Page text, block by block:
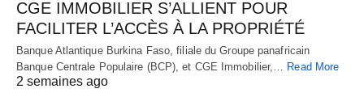
CGE IMMOBILIER S’ALLIENT POUR
FACILITER L’ACCÈS À LA PROPRIÉTÉ
Banque Atlantique Burkina Faso, filiale du Groupe panafricain
Banque Centrale Populaire (BCP), et CGE Immobilier,… Read More
2 semaines ago